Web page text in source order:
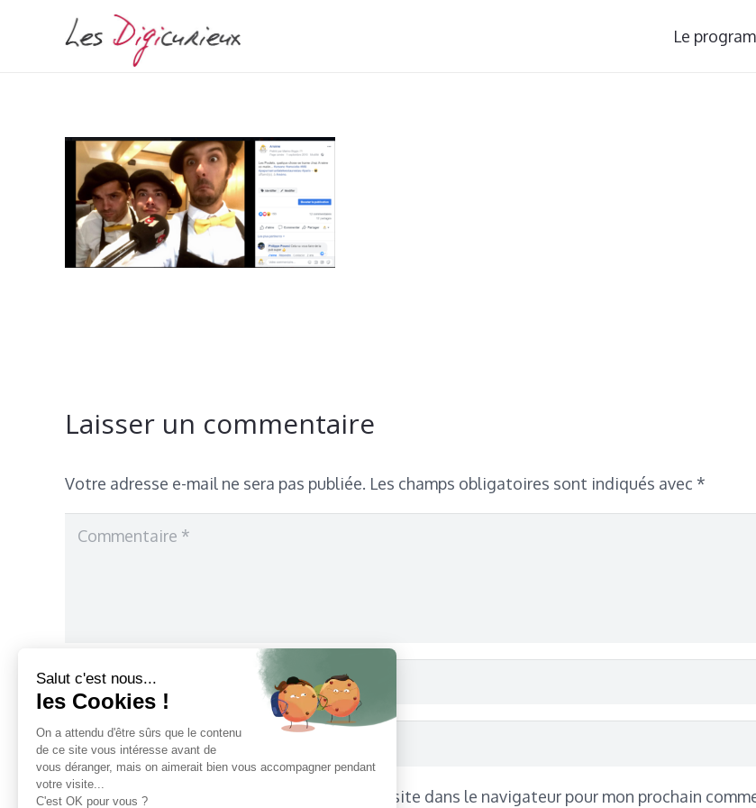
Le
Laisser un commentaire
Votre adresse e-mail ne sera pas publiée. Les champs obligatoires sont indiqués avec *
Enregistrer mon nom, mon e-mail et mon site dans le navigateur pour mon prochain
Salut c'est nous...
les Cookies !
On a attendu d'être sûrs que le contenu
de ce site vous intéresse avant de
vous déranger, mais on aimerait bien vous accompagner pendant
votre visite...
C'est OK pour vous ?